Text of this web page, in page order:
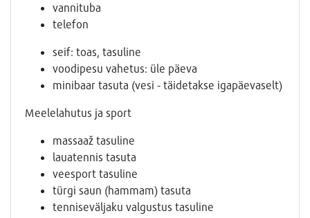
vannituba
telefon
seif: toas, tasuline
voodipesu vahetus: üle päeva
minibaar tasuta (vesi - täidetakse igapäevaselt)
Meelelahutus ja sport
massaaž tasuline
lauatennis tasuta
veesport tasuline
türgi saun (hammam) tasuta
tenniseväljaku valgustus tasuline